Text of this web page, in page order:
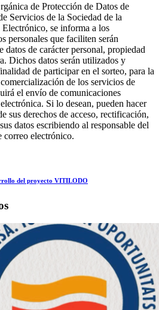
de Protección de Datos de
Servicios de la Sociedad de la
se informa a los
personales que faciliten serán
de carácter personal, propiedad
Dichos datos serán utilizados y
de participar en el sorteo, para la
de los servicios de
el envío de comunicaciones
Si lo desean, pueden hacer
sus derechos de acceso, rectificación,
datos escribiendo al responsable del
correo electrónico.
del proyecto VITILODO